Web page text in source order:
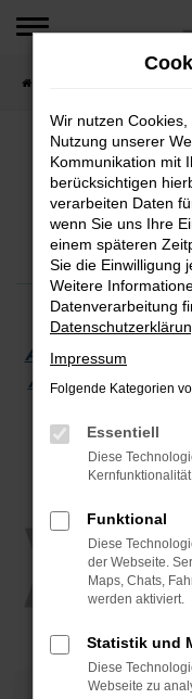
Zum
springen
ALLE
der
Alle Themen
Aktionen ·
Wir nutzen
Nutzung unserer
Kommunikation mit
berücksichtigen
verarbeiten Daten
wenn Sie uns Ihre
einem späteren
Sie die Einwilligung
Weitere
Datenverarbeitung
Impressum
Folgende Kategorien
Essentiell
Diese
Funktional
Diese
der Webseite.
Maps, Chats,
werden aktiviert.
Statistik und
Diese
Webseite zu